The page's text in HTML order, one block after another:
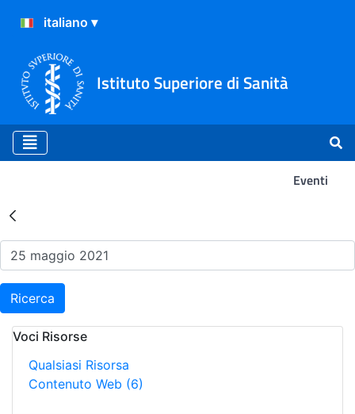
Istituto Superiore di Sanità
Eventi
Risultati della Ricerca -
Ricerca
Voci Risorse
Qualsiasi Risorsa
Contenuto Web (6)